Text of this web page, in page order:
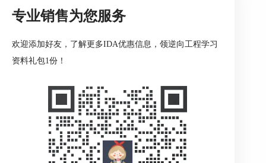
专业销售为您服务
欢迎添加好友，了解更多IDA优惠信息，领逆向工程学习
资料礼包1份！